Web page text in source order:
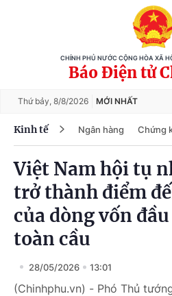
CHÍNH PHỦ NƯỚC CỘNG HÒA XÃ
Báo Điện tử
Thứ bảy, 8/8/2026 MỚI NHẤT
Kinh tế Ngân hàng Chứng
Việt Nam hội tụ
trở thành điểm
của dòng vốn
toàn cầu
28/05/2026 13:01
(Chinhphu.vn) - Phó Thủ